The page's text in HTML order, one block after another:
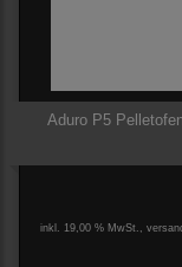
Aduro P5
inkl. 19,00 % MwSt.,